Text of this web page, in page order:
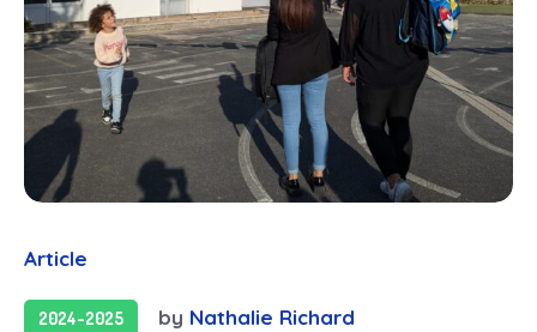
Article
2024-2025 by Nathalie Richard